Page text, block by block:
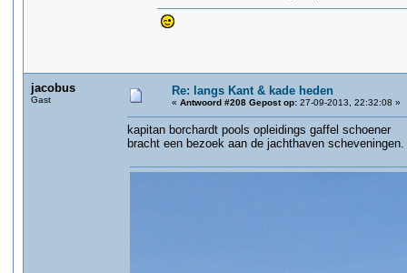
jacobus
Gast
Re: langs Kant & kade heden
« Antwoord #208 Gepost op: 27-09-2013, 22:32:08 »
kapitan borchardt pools opleidings gaffel schoener
bracht een bezoek aan de jachthaven scheveningen.